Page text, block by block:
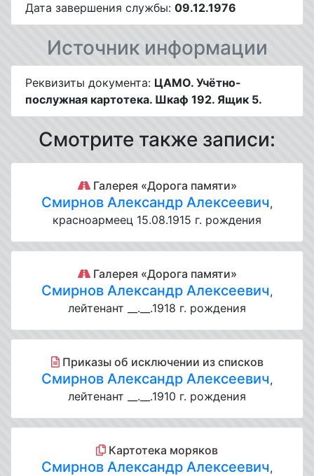
Дата завершения службы: 09.12.1976
Источник информации
Реквизиты документа: ЦАМО. Учётно-
послужная картотека. Шкаф 192. Ящик 5.
Смотрите также записи:
Галерея «Дорога памяти»
Смирнов Александр Алексеевич,
красноармеец 15.08.1915 г. рождения
Галерея «Дорога памяти»
Смирнов Александр Алексеевич,
лейтенант __.__.1918 г. рождения
Приказы об исключении из списков
Смирнов Александр Алексеевич,
лейтенант __.__.1910 г. рождения
Картотека моряков
Смирнов Александр Алексеевич,